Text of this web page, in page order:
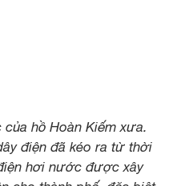
hồ Hoàn Kiếm xưa.
điện đã kéo ra từ thời
hơi nước được xây